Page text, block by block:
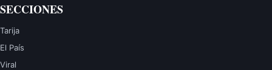
SECCIONES
Tarija
El País
Viral